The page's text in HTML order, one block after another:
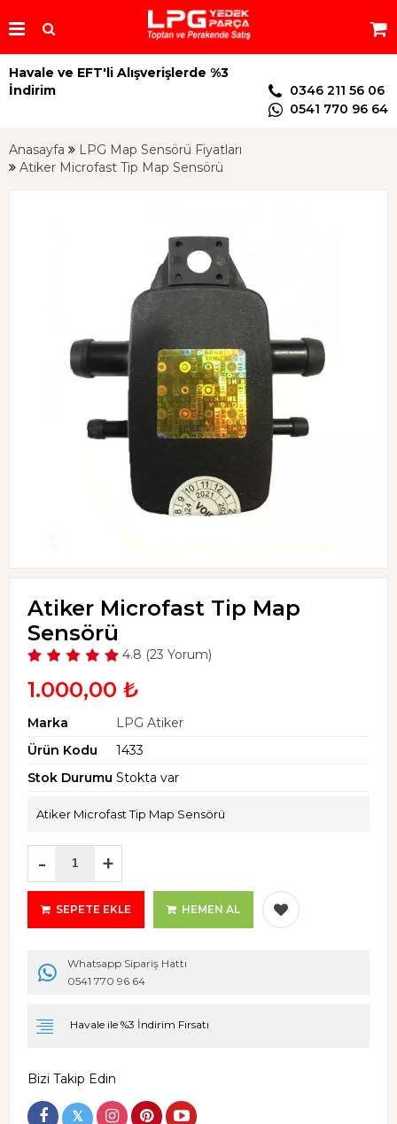
Havale ve EFT'li Alışverişlerde %3
İndirim
0346 211 56 06
0541 770 96 64
Anasayfa
LPG Map Sensörü Fiyatları
Atiker Microfast Tip Map Sensörü
Atiker Microfast Tip Map
Sensörü
4.8 (23 Yorum)
1.000,00 ₺
Marka
LPG Atiker
Ürün Kodu
1433
Stok Durumu Stokta var
Atiker Microfast Tip Map Sensörü
- +
SEPETE EKLE HEMEN AL
Whatsapp Sipariş Hattı
0541 770 96 64
Havale ile %3 İndirim Fırsatı
Bizi Takip Edin
𝕏